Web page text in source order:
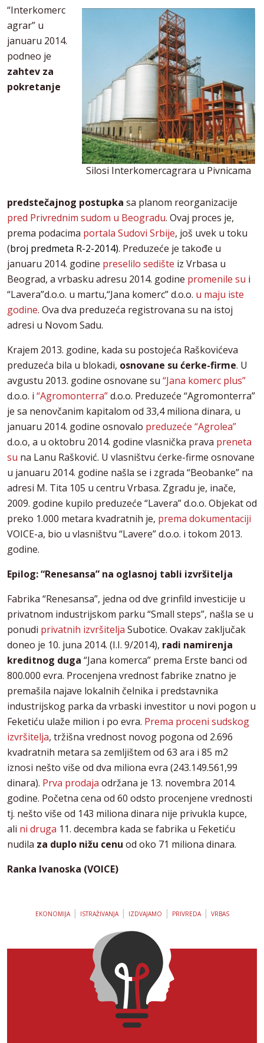
Silosi Interkomercagrara u Pivnicama
“Interkomerc
agrar” u
januaru 2014.
podneo je
zahtev za
pokretanje
predstečajnog postupka sa planom reorganizacije
pred Privrednim sudom u Beogradu. Ovaj proces je,
prema podacima portala Sudovi Srbije, još uvek u toku
(broj predmeta R-2-2014). Preduzeće je takođe u
januaru 2014. godine preselilo sedište iz Vrbasa u
Beograd, a vrbasku adresu 2014. godine promenile su i
“Lavera”d.o.o. u martu,“Jana komerc” d.o.o. u maju iste
godine. Ova dva preduzeća registrovana su na istoj
adresi u Novom Sadu.
Krajem 2013. godine, kada su postojeća Raškovićeva
preduzeća bila u blokadi, osnovane su ćerke-firme. U
avgustu 2013. godine osnovane su “Jana komerc plus”
d.o.o. i “Agromonterra”d.o.o. Preduzeće “Agromonterra”
je sa nenovčanim kapitalom od 33,4 miliona dinara, u
januaru 2014. godine osnovalo preduzeće “Agrolea”
d.o.o, a u oktobru 2014. godine vlasnička prava preneta
su na Lanu Rašković. U vlasništvu ćerke-firme osnovane
u januaru 2014. godine našla se i zgrada “Beobanke” na
adresi M. Tita 105 u centru Vrbasa. Zgradu je, inače,
2009. godine kupilo preduzeće “Lavera” d.o.o. Objekat od
preko 1.000 metara kvadratnih je, prema dokumentaciji
VOICE-a, bio u vlasništvu “Lavere” d.o.o. i tokom 2013.
godine.
Epilog: “Renesansa” na oglasnoj tabli izvršitelja
Fabrika “Renesansa”, jedna od dve grinfild investicije u
privatnom industrijskom parku “Small steps”, našla se u
ponudi privatnih izvršitelja Subotice. Ovakav zaključak
doneo je 10. juna 2014. (I.I. 9/2014), radi namirenja
kreditnog duga “Jana komerca” prema Erste banci od
800.000 evra. Procenjena vrednost fabrike znatno je
premašila najave lokalnih čelnika i predstavnika
industrijskog parka da vrbaski investitor u novi pogon u
Feketiću ulaže milion i po evra. Prema proceni sudskog
izvršitelja, tržišna vrednost novog pogona od 2.696
kvadratnih metara sa zemljištem od 63 ara i 85 m2
iznosi nešto više od dva miliona evra (243.149.561,99
dinara). Prva prodaja održana je 13. novembra 2014.
godine. Početna cena od 60 odsto procenjene vrednosti
tj. nešto više od 143 miliona dinara nije privukla kupce,
ali ni druga 11. decembra kada se fabrika u Feketiću
nudila za duplo nižu cenu od oko 71 miliona dinara.
Ranka Ivanoska (VOICE)
EKONOMIJA| ISTRAŽIVANJA| IZDVAJAMO | PRIVREDA| VRBAS